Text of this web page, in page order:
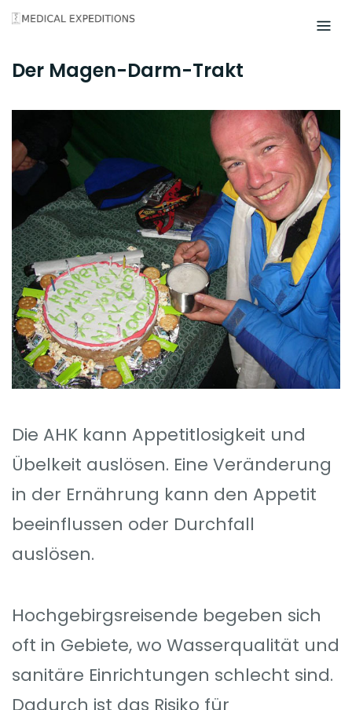
Skip
content
Der Magen-Darm-Trakt
Die AHK kann Appetitlosigkeit und
Übelkeit auslösen. Eine Veränderung
in der Ernährung kann den Appetit
beeinflussen oder Durchfall
auslösen.
Hochgebirgsreisende begeben sich
oft in Gebiete, wo Wasserqualität und
sanitäre Einrichtungen schlecht sind.